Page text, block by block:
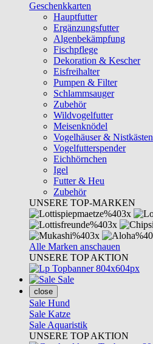
Geschenkkarten
Hauptfutter
Ergänzungsfutter
Algenbekämpfung
Fischpflege
Dekoration & Kescher
Eisfreihalter
Pumpen & Filter
Schlammsauger
Zubehör
Wildvogelfutter
Meisenknödel
Vogelhäuser & Nistkästen
Vogelfutterspender
Eichhörnchen
Igel
Futter & Heu
Zubehör
UNSERE TOP-MARKEN
Alle Marken anschauen
UNSERE TOP AKTION
Sale
close
Sale Hund
Sale Katze
Sale Aquaristik
UNSERE TOP AKTION